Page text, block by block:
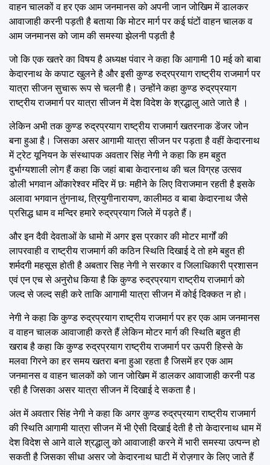
वाहन चालकों व हर एक आम जनमानस को अपनी जान जोखिम में डालकर
आवाजाही करनी पड़ती है बताया कि मोटर मार्ग पर कई घंटों वाहन चालक व
आम जनमानस को जाम की समस्या झेलनी पड़ती है
जो कि एक खतरे का विषय है अध्यक्ष पंवार ने कहा कि आगामी 10 मई को बाबा
केदारनाथ के कपाट खुलने है और इसी कुण्ड रुद्रप्रयाग राष्ट्रीय राजमार्ग पर
यात्रा सीजन सुचारू रूप से चलनी है। उन्होंने कहा कुण्ड रुद्रप्रयाग
राष्ट्रीय राजमार्ग पर यात्रा सीजन में देश विदेश के श्रद्धालु आते जाते है ।
लेकिन अभी तक कुण्ड रुद्रप्रयाग राष्ट्रीय राजमार्ग खतरनाक डेंजर जोन
बना हुआ है। जिसका असर आगामी यात्रा सीजन पर पड़ता है वहीं केदारनाथ
में ट्रेट यूनियन के संस्थापक अवतार सिंह नेगी ने कहा कि हम बहुत
दुर्भाग्यशाली लोग हैं कहा कि जहां बाबा केदारनाथ की चल विग्रह उत्सव
डोली भगवान ओंकारेश्वर मंदिर में छः महीने के लिए विराजमान रहती है इसके
अलावा भगवान तुंगनाथ, त्रियुगीनारायण, कालीमठ व बाबा केदारनाथ जैसे
प्रसिद्ध धाम व मन्दिर हमारे रुद्रप्रयाग जिले में पड़ते हैं।
और इन दैवी देवताओं के धामो में‌ अगर इस प्रकार की मोटर मार्गों की
लापरवाही व राष्ट्रीय राजमार्ग की कठिन स्थिति दिखाई दे तो हमे बहुत ही
शर्मदगी महसूस होती है अबतार सिह नेगी ने सरकार व जिलाधिकारी प्रशासन
एवं एन एच से अनुरोध किया है कि कुण्ड रुद्रप्रयाग राष्ट्रीय राजमार्ग को
जल्द से जल्द सही करे ताकि आगामी यात्रा सीजन में कोई दिक्कत न हो।
नेगी ने कहा कि कुण्ड रुद्रप्रयाग राष्ट्रीय राजमार्ग पर हर एक आम जनमानस
व वाहन चालक आवाजाही करते हैं लेकिन मोटर मार्ग की स्थिति बहुत ही
खराब है कहा कि कुण्ड रुद्रप्रयाग राष्ट्रीय राजमार्ग पर ऊपरी हिस्से के
मलवा गिरने का हर समय खतरा बना हुआ रहता है जिसमें हर एक आम
जनमानस व वाहन चालकों को जान जोखिम में डालकर आवाजाही करनी पड
रही है जिसका असर यात्रा सीजन में दिखाई दे सकता है।
अंत में अवतार सिंह नेगी ने कहा कि अगर कुण्ड रुद्रप्रयाग राष्ट्रीय राजमार्ग
की स्थिति आगामी यात्रा सीजन में भी ऐसी दिखाई देती है तो केदारनाथ धाम में
देश विदेश से आने वाले श्रद्धालु को आवाजाही करने में भारी समस्या उत्पन्न हो
सकती है जिसका सीधा असर जो केदारनाथ घाटी में रोज़गार के लिए जाते हैं